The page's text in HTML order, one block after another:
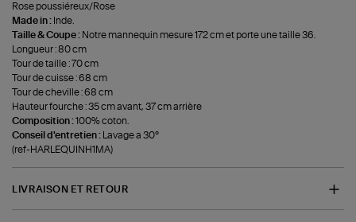
Rose poussiéreux/Rose
Made in : Inde.
Taille & Coupe : Notre mannequin mesure 172 cm et porte une taille 36.
Longueur : 80 cm
Tour de taille : 70 cm
Tour de cuisse : 68 cm
Tour de cheville : 68 cm
Hauteur fourche : 35 cm avant, 37 cm arrière
Composition :100% coton.
Conseil d'entretien :
Lavage a 30°
(ref-HARLEQUINH1MA)
LIVRAISON ET RETOUR